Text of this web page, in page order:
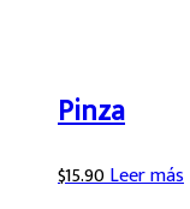
Pinza
$15.90Leer más